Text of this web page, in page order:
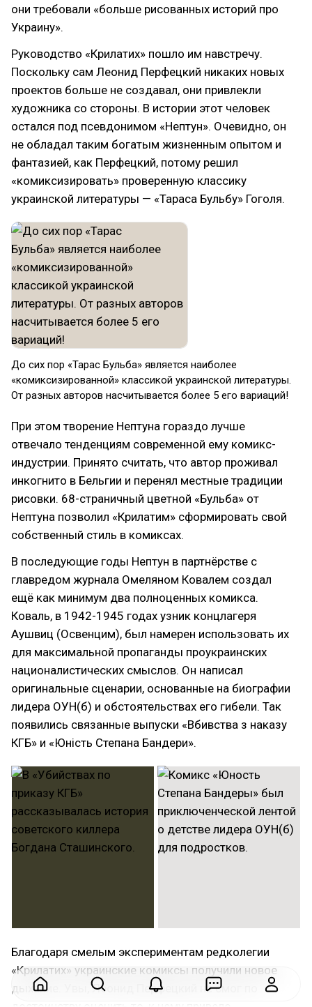
они требовали «больше рисованных историй про
Украину»‎.
Руководство «Крилатих»‎ пошло им навстречу.
Поскольку сам Леонид Перфецкий никаких новых
проектов больше не создавал, они привлекли
художника со стороны. В истории этот человек
остался под псевдонимом «Нептун»‎. Очевидно, он
не обладал таким богатым жизненным опытом и
фантазией, как Перфецкий, потому решил
«комиксизировать»‎ проверенную классику
украинской литературы — «Тараса Бульбу»‎ Гоголя.
До сих пор «Тарас Бульба»‎ является наиболее
«комиксизированной»‎ классикой украинской литературы.
От разных авторов насчитывается более 5 его вариаций!
При этом творение Нептуна гораздо лучше
отвечало тенденциям современной ему комикс-
индустрии. Принято считать, что автор проживал
инкогнито в Бельгии и перенял местные традиции
рисовки. 68-страничный цветной «Бульба»‎ от
Нептуна позволил «Крилатим»‎ сформировать свой
собственный стиль в комиксах.
В последующие годы Нептун в партнёрстве с
главредом журнала Омеляном Ковалем создал
ещё как минимум два полноценных комикса.
Коваль, в 1942-1945 годах узник концлагеря
Аушвиц (Освенцим), был намерен использовать их
для максимальной пропаганды проукраинских
националистических смыслов. Он написал
оригинальные сценарии, основанные на биографии
лидера ОУН(б) и обстоятельствах его гибели. Так
появились связанные выпуски «Вбивства з наказу
КГБ»‎ и «Юність Степана Бандери»‎.
Благодаря смелым экспериментам редколегии
«Крилатих»‎ украинские комиксы получили новое
дыхание. Увы, Леонид Перфецкий не смог по